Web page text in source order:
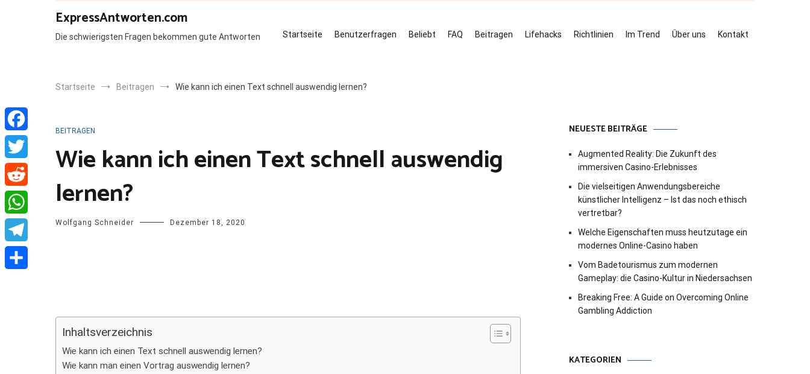
ExpressAntworten.com
Die schwierigsten Fragen bekommen gute Antworten Startseite Benutzerfragen Beliebt FAQ Beitragen Lifehacks Richtlinien Im Trend Über uns Kontakt
Startseite Beitragen Wie kann ich einen Text schnell auswendig lernen?
BEITRAGEN
Wie kann ich einen Text schnell auswendig
lernen?
Wolfgang Schneider Dezember 18, 2020
Inhaltsverzeichnis
Wie kann ich einen Text schnell auswendig lernen?
Wie kann man einen Vortrag auswendig lernen?
NEUESTE BEITRÄGE
Augmented Reality: Die Zukunft des
immersiven Casino-Erlebnisses
Die vielseitigen Anwendungsbereiche
künstlicher Intelligenz – Ist das noch ethisch
vertretbar?
Welche Eigenschaften muss heutzutage ein
modernes Online-Casino haben
Vom Badetourismus zum modernen
Gameplay: die Casino-Kultur in Niedersachsen
Breaking Free: A Guide on Overcoming Online
Gambling Addiction
KATEGORIEN
Facebook
Twitter
Reddit
WhatsApp
Telegram